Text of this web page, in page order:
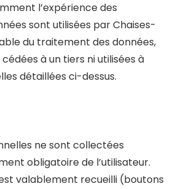
l’expérience des
sont utilisées par Chaises-
du traitement des données,
à un tiers ni utilisées à
détaillées ci-dessus.
ne sont collectées
obligatoire de l’utilisateur.
valablement recueilli (boutons